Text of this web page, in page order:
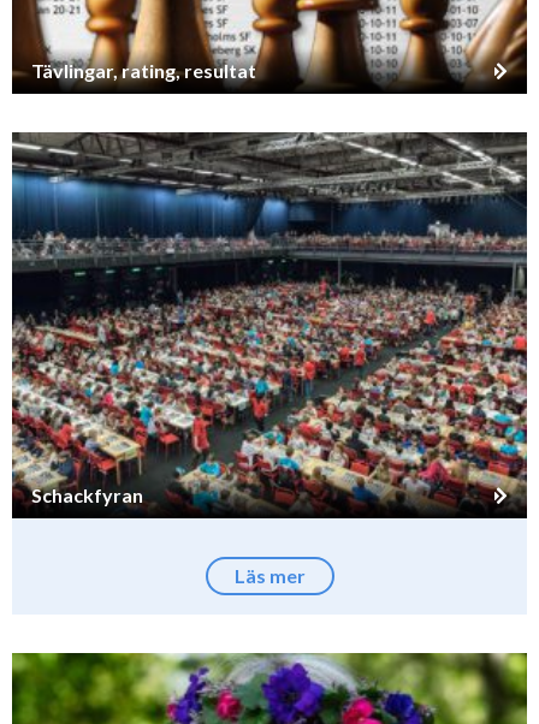
Tävlingar, rating, resultat
Schackfyran
Läs mer